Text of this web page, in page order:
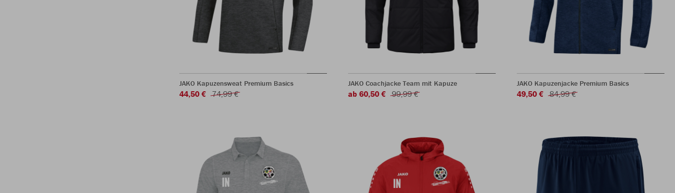
JAKO Kapuzensweat Premium Basics
44,50 € 74,99 €
JAKO Coachjacke Team mit Kapuze
ab 60,50 € 99,99 €
JAKO Kapuzenjacke Premium Basics
49,50 € 84,99 €